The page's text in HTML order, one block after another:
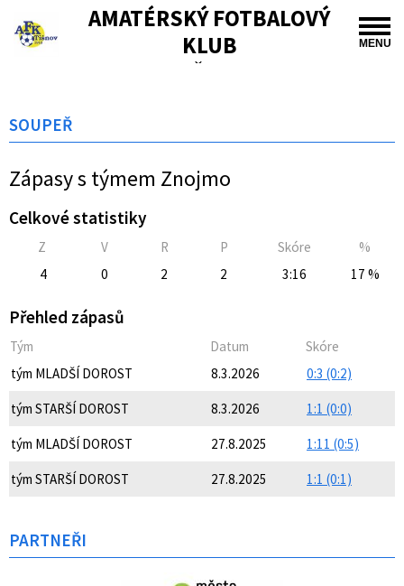
MENU
AMATÉRSKÝ FOTBALOVÝ
KLUB
TIŠNOV
SOUPEŘ
Zápasy s týmem Znojmo
Celkové statistiky
Z V R P Skóre
%
4
0 2 2 3:16 17 %
Přehled zápasů
Tým Datum
Skóre
tým MLADŠÍ DOROST
8.3.2026 0:3 (0:2)
tým STARŠÍ DOROST 8.3.2026 1:1 (0:0)
tým MLADŠÍ DOROST 27.8.2025 1:11 (0:5)
tým STARŠÍ DOROST 27.8.2025 1:1 (0:1)
PARTNEŘI